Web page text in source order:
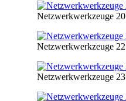
Netzwerkwerkzeuge 20
Netzwerkwerkzeuge 22
Netzwerkwerkzeuge 23